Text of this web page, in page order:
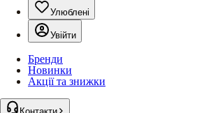
Улюблені
Увійти
Бренди
Новинки
Акції та знижки